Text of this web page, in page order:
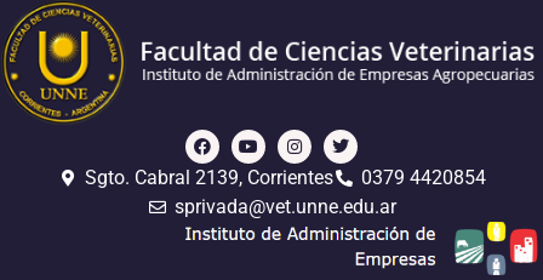
Sgto. Cabral 2139, Corrientes
0379 4420854
sprivada@vet.unne.edu.ar